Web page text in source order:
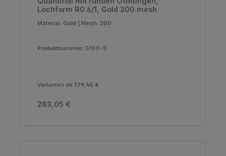
Lochform R0.6/1, Gold 300 mesh
Material: Gold Mesh: 300
Produktnummer: S180-8
Varianten ab 179,45 €
Regulärer Preis:
283,05 €